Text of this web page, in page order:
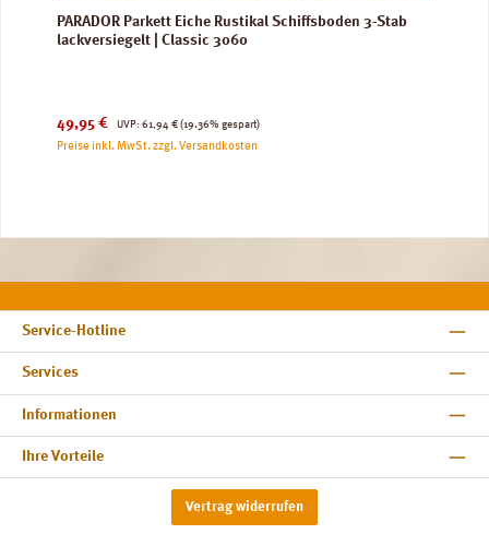
PARADOR Parkett Eiche Rustikal Schiffsboden 3-Stab
lackversiegelt | Classic 3060
Verkaufspreis:
49,95 € UVP:
Regulärer Preis:
61,94 € (19.36% gespart)
Preise inkl. MwSt. zzgl. Versandkosten
Service-Hotline
Services
Informationen
Ihre Vorteile
Vertrag widerrufen